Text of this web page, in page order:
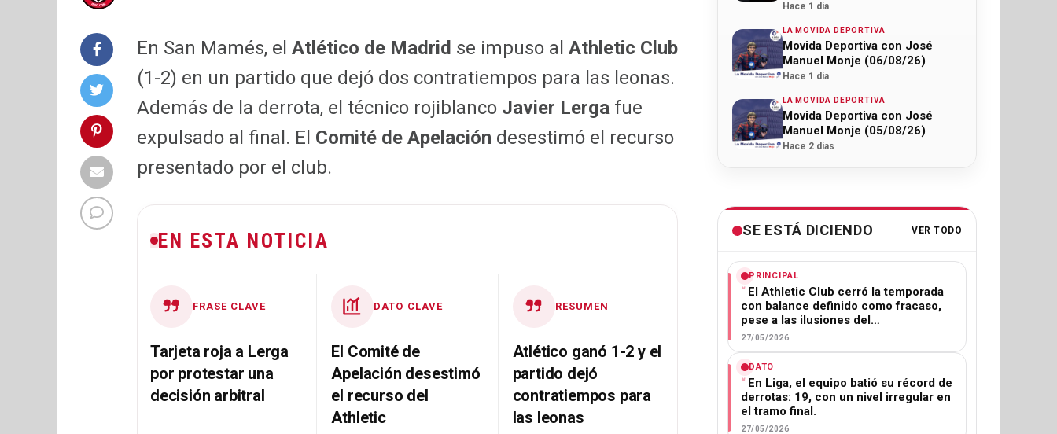
En San Mamés, el Atlético de Madrid se impuso al Athletic Club
(1-2) en un partido que dejó dos contratiempos para las leonas.
Además de la derrota, el técnico rojiblanco Javier Lerga fue
expulsado al final. El Comité de Apelación desestimó el recurso
presentado por el club.
EN ESTA NOTICIA
FRASE CLAVE
Tarjeta roja a Lerga
por protestar una
decisión arbitral
DATO CLAVE
El Comité de
Apelación desestimó
el recurso del
Athletic
RESUMEN
Atlético ganó 1-2 y el
partido dejó
contratiempos para
las leonas
Hace 1 día
LA MOVIDA DEPORTIVA
Movida Deportiva con José
Manuel Monje (06/08/26)
Hace 1 día
LA MOVIDA DEPORTIVA
Movida Deportiva con José
Manuel Monje (05/08/26)
Hace 2 días
SE ESTÁ DICIENDO VER TODO
PRINCIPAL
El Athletic Club cerró la temporada
con balance definido como fracaso,
pese a las ilusiones del…
27/05/2026
DATO
En Liga, el equipo batió su récord de
derrotas: 19, con un nivel irregular en
el tramo final.
27/05/2026